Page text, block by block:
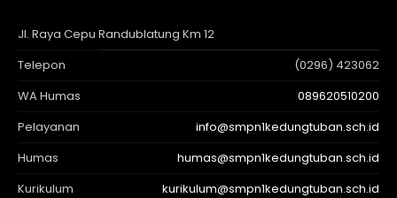
Jl. Raya Cepu Randublatung Km 12
Telepon
(0296) 423062
WA Humas
089620510200
Pelayanan
info@smpn1kedungtuban.sch.id
Humas
humas@smpn1kedungtuban.sch.id
Kurikulum
kurikulum@smpn1kedungtuban.sch.id